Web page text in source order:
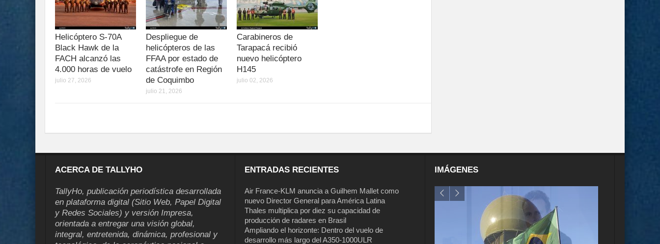
Helicóptero S-70A
Black Hawk de la
FACH alcanzó las
4.000 horas de vuelo
julio 27, 2026
Despliegue de
helicópteros de las
FFAA por estado de
catástrofe en Región
de Coquimbo
julio 21, 2026
Carabineros de
Tarapacá recibió
nuevo helicóptero
H145
julio 02, 2026
ACERCA DE TALLYHO
TallyHo, publicación periodística desarrollada
en plataforma digital (Sitio Web, Papel Digital
y Redes Sociales) y versión Impresa,
orientada a entregar una visión global,
integral, entretenida, dinámica, profesional y
ENTRADAS RECIENTES
Air France-KLM anuncia a Guilhem Mallet como
nuevo Director General para América Latina
Thales multiplica por diez su capacidad de
producción de radares en Brasil
Ampliando el horizonte: Dentro del vuelo de
desarrollo más largo del A350-1000ULR
IMÁGENES